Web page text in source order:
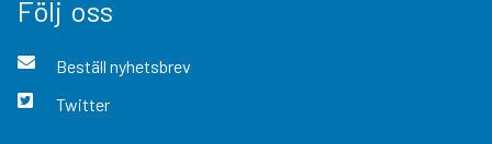
Följ oss
Beställ nyhetsbrev
Twitter